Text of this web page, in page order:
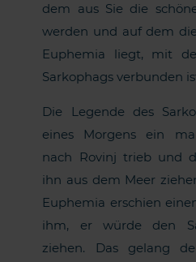
dem aus Sie die
werden und auf dem
Euphemia liegt, mit
Sarkophags verbunden
Die Legende des
eines Morgens ein
nach Rovinj trieb und
ihn aus dem Meer
Euphemia erschien
ihm, er würde den
ziehen. Das gelang